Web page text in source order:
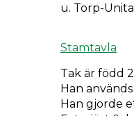
u. Torp-
Stamtavla
Tak är född
Han
Han gjorde